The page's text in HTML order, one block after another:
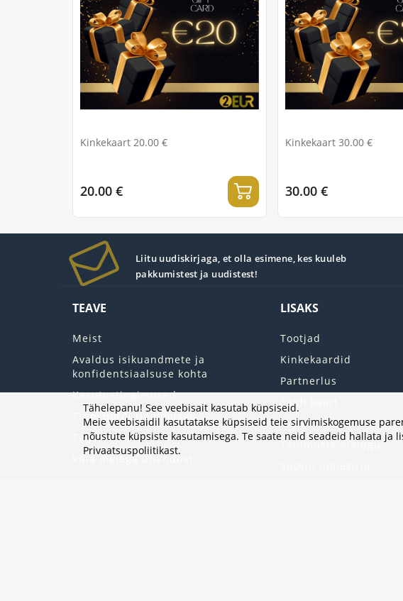
Kinkekaart 20.00 €
20.00 €
Kinkekaart 30.00 €
30.00 €
Liitu uudiskirjaga, et olla esimene, kes kuuleb
pakkumistest ja uudistest!
TEAVE
Meist
Avaldus isikuandmete ja
konfidentsiaalsuse kohta
Kasutustingimused
Transpordi tingimused
Tagastab
Võta meiega ühendust
LISAKS
Tootjad
Kinkekaardid
Partnerlus
Saidi kaart
Minu konto
Tellimuste ajalugu
Tähelepanu! See veebisait kasutab küpsiseid.
Meie veebisaidil kasutatakse küpsiseid teie sirvimiskogemuse
nõustute küpsiste kasutamisega. Te saate neid seadeid hallata ja
Privaatsuspoliitikast.